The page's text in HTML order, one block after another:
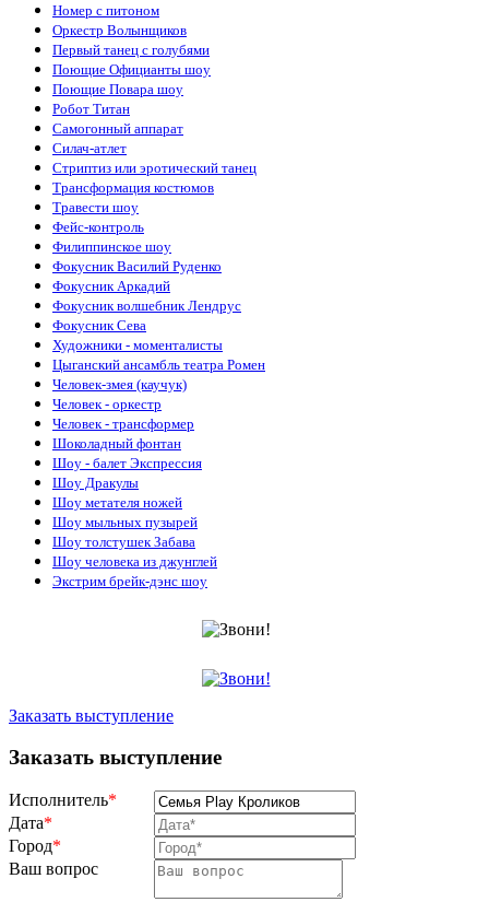
Номер с питоном
Оркестр Волынщиков
Первый танец с голубями
Поющие Официанты шоу
Поющие Повара шоу
Робот Титан
Самогонный аппарат
Силач-атлет
Стриптиз или эротический танец
Трансформация костюмов
Травести шоу
Фейс-контроль
Филиппинское шоу
Фокусник Василий Руденко
Фокусник Аркадий
Фокусник волшебник Лендрус
Фокусник Cева
Художники - моменталисты
Цыганский ансамбль театра Ромен
Человек-змея (каучук)
Человек - оркестр
Человек - трансформер
Шоколадный фонтан
Шоу - балет Экспрессия
Шоу Дракулы
Шоу метателя ножей
Шоу мыльных пузырей
Шоу толстушек Забава
Шоу человека из джунглей
Экстрим брейк-дэнс шоу
Заказать выступление
Заказать выступление
Исполнитель*
Дата*
Город*
Ваш вопрос